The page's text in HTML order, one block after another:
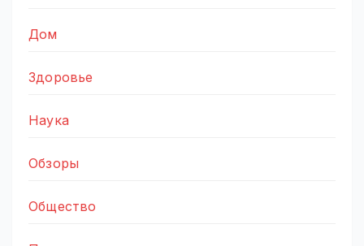
Дом
Здоровье
Наука
Обзоры
Общество